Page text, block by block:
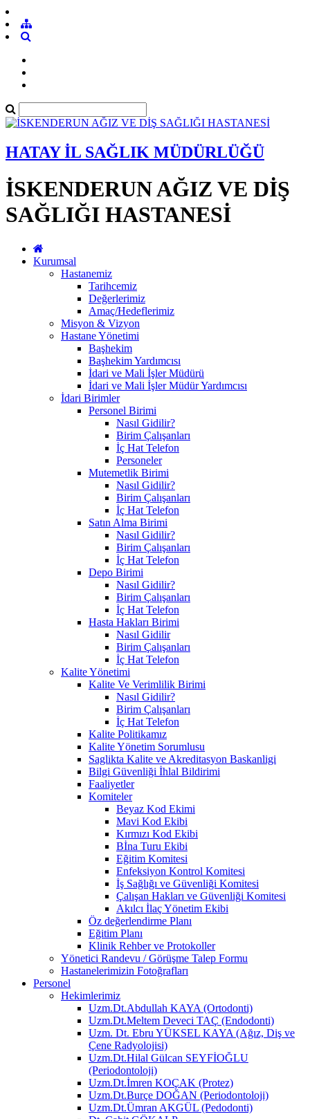
HATAY İL SAĞLIK MÜDÜRLÜĞÜ
İSKENDERUN AĞIZ VE DİŞ
SAĞLIĞI HASTANESİ
Kurumsal
Hastanemiz
Tarihcemiz
Değerlerimiz
Amaç/Hedeflerimiz
Misyon & Vizyon
Hastane Yönetimi
Başhekim
Başhekim Yardımcısı
İdari ve Mali İşler Müdürü
İdari ve Mali İşler Müdür Yardımcısı
İdari Birimler
Personel Birimi
Nasıl Gidilir?
Birim Çalışanları
İç Hat Telefon
Personeler
Mutemetlik Birimi
Nasıl Gidilir?
Birim Çalışanları
İç Hat Telefon
Satın Alma Birimi
Nasıl Gidilir?
Birim Çalışanları
İç Hat Telefon
Depo Birimi
Nasıl Gidilir?
Birim Çalışanları
İç Hat Telefon
Hasta Hakları Birimi
Nasıl Gidilir
Birim Çalışanları
İç Hat Telefon
Kalite Yönetimi
Kalite Ve Verimlilik Birimi
Nasıl Gidilir?
Birim Çalışanları
İç Hat Telefon
Kalite Politikamız
Kalite Yönetim Sorumlusu
Saglikta Kalite ve Akreditasyon Baskanligi
Bilgi Güvenliği İhlal Bildirimi
Faaliyetler
Komiteler
Beyaz Kod Ekimi
Mavi Kod Ekibi
Kırmızı Kod Ekibi
Bİna Turu Ekibi
Eğitim Komitesi
Enfeksiyon Kontrol Komitesi
İş Sağlığı ve Güvenliği Komitesi
Çalışan Hakları ve Güvenliği Komitesi
Akılcı İlaç Yönetim Ekibi
Öz değerlendirme Planı
Eğitim Planı
Klinik Rehber ve Protokoller
Yönetici Randevu / Görüşme Talep Formu
Hastanelerimizin Fotoğrafları
Personel
Hekimlerimiz
Uzm.Dt.Abdullah KAYA (Ortodonti)
Uzm.Dt.Meltem Deveci TAÇ (Endodonti)
Uzm. Dt. Ebru YÜKSEL KAYA (Ağız, Diş ve
Çene Radyolojisi)
Uzm.Dt.Hilal Gülcan SEYFİOĞLU
(Periodontoloji)
Uzm.Dt.İmren KOÇAK (Protez)
Uzm.Dt.Burçe DOĞAN (Periodontoloji)
Uzm.Dt.Ümran AKGÜL (Pedodonti)